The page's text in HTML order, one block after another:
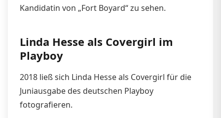
Kandidatin von „Fort Boyard“ zu sehen.
Linda Hesse als Covergirl im
Playboy
2018 ließ sich Linda Hesse als Covergirl für die
Juniausgabe des deutschen Playboy
fotografieren.